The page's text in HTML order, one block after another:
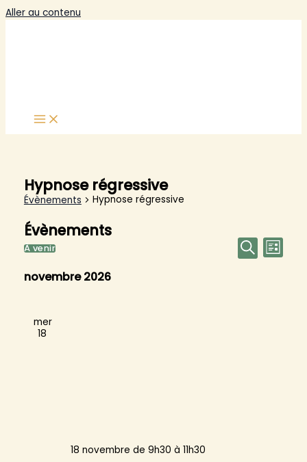
Aller au contenu
Hypnose régressive
Évènements Hypnose régressive
Évènements
etRecherche
de
Liste
À venir
une
novembre 2026
mer
18
18 novembre de 9h30 à 11h30